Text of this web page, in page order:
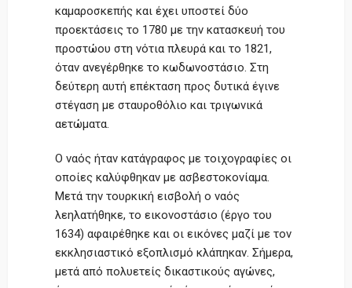
καμαροσκεπής και έχει υποστεί δύο
προεκτάσεις το 1780 με την κατασκευή του
προστώου στη νότια πλευρά και το 1821,
όταν ανεγέρθηκε το κωδωνοστάσιο. Στη
δεύτερη αυτή επέκταση προς δυτικά έγινε
στέγαση με σταυροθόλιο και τριγωνικά
αετώματα.
Ο ναός ήταν κατάγραφος με τοιχογραφίες οι
οποίες καλύφθηκαν με ασβεστοκονίαμα.
Μετά την τουρκική εισβολή ο ναός
λεηλατήθηκε, το εικονοστάσιο (έργο του
1634) αφαιρέθηκε και οι εικόνες μαζί με τον
εκκλησιαστικό εξοπλισμό κλάπηκαν. Σήμερα,
μετά από πολυετείς δικαστικούς αγώνες,